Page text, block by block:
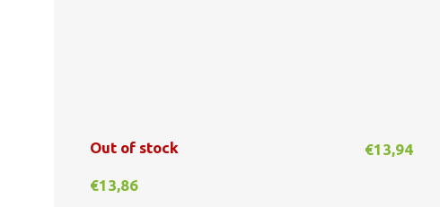
Out of stock
€13,86
€13,94